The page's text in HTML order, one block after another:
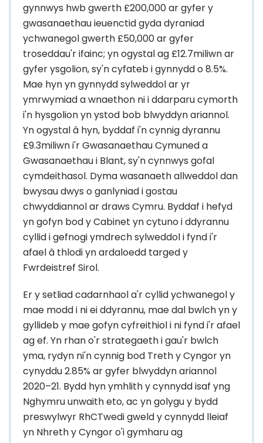
gynnwys hwb gwerth £200,000 ar gyfer y
gwasanaethau ieuenctid gyda dyraniad
ychwanegol gwerth £50,000 ar gyfer
troseddau'r ifainc; yn ogystal ag £12.7miliwn ar
gyfer ysgolion, sy'n cyfateb i gynnydd o 8.5%.
Mae hyn yn gynnydd sylweddol ar yr
ymrwymiad a wnaethon ni i ddarparu cymorth
i'n hysgolion yn ystod bob blwyddyn ariannol.
Yn ogystal â hyn, byddaf i'n cynnig dyrannu
£9.3miliwn i'r Gwasanaethau Cymuned a
Gwasanaethau i Blant, sy'n cynnwys gofal
cymdeithasol. Dyma wasanaeth allweddol dan
bwysau dwys o ganlyniad i gostau
chwyddiannol ar draws Cymru. Byddaf i hefyd
yn gofyn bod y Cabinet yn cytuno i ddyrannu
cyllid i gefnogi ymdrech sylweddol i fynd i'r
afael â thlodi yn ardaloedd targed y
Fwrdeistref Sirol.
Er y setliad cadarnhaol a'r cyllid ychwanegol y
mae modd i ni ei ddyrannu, mae dal bwlch yn y
gyllideb y mae gofyn cyfreithiol i ni fynd i'r afael
ag ef. Yn rhan o'r strategaeth i gau'r bwlch
yma, rydyn ni'n cynnig bod Treth y Cyngor yn
cynyddu 2.85% ar gyfer blwyddyn ariannol
2020–21. Bydd hyn ymhlith y cynnydd isaf yng
Nghymru unwaith eto, ac yn golygu y bydd
preswylwyr RhCTwedi gweld y cynnydd lleiaf
yn Nhreth y Cyngor o'i gymharu ag